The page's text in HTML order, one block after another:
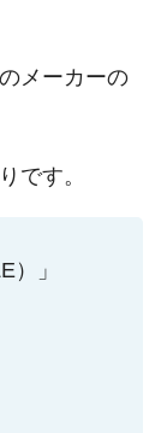
メーカーの
です。
」